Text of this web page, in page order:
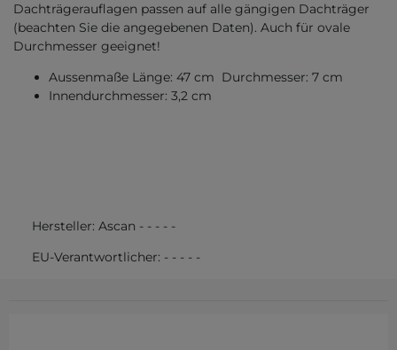
Dachträgerauflagen passen auf alle gängigen Dachträger
(beachten Sie die angegebenen Daten). Auch für ovale
Durchmesser geeignet!
Aussenmaße Länge: 47 cm Durchmesser: 7 cm
Innendurchmesser: 3,2 cm
Hersteller: Ascan - - - - -
EU-Verantwortlicher: - - - - -